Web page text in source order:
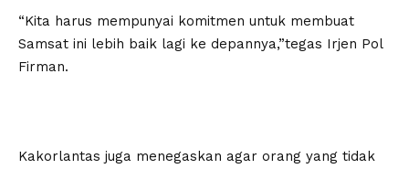
“Kita harus mempunyai komitmen untuk membuat
Samsat ini lebih baik lagi ke depannya,”tegas Irjen Pol
Firman.
Kakorlantas juga menegaskan agar orang yang tidak